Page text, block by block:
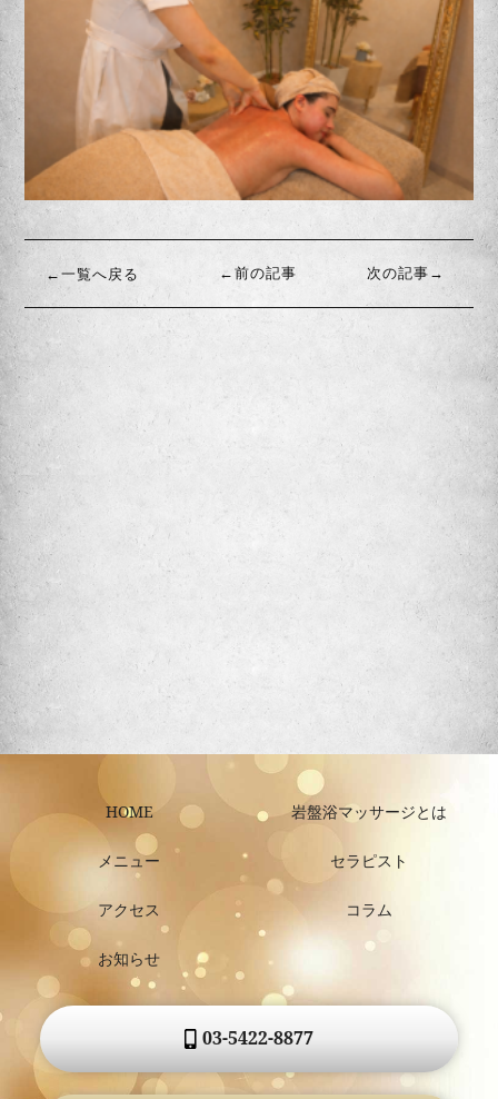
←一覧へ戻る ←前の記事 次の記事→
HOME 岩盤浴マッサージとは
メニュー セラピスト
アクセス コラム
お知らせ
03-5422-8877